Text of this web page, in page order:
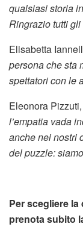
qualsiasi storia
Ringrazio tutti gli
Elisabetta
persona che sta
spettatori con le
Eleonora
l’empatia vada
anche nei nostri
del puzzle:
Per scegliere
prenota subito